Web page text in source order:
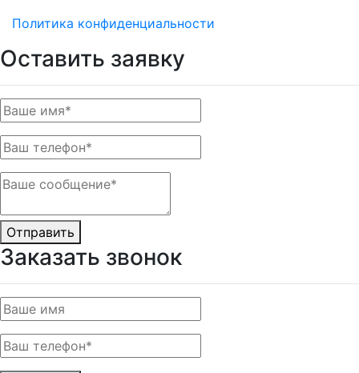
Политика конфиденциальности
Оставить заявку
Отправить
Заказать звонок